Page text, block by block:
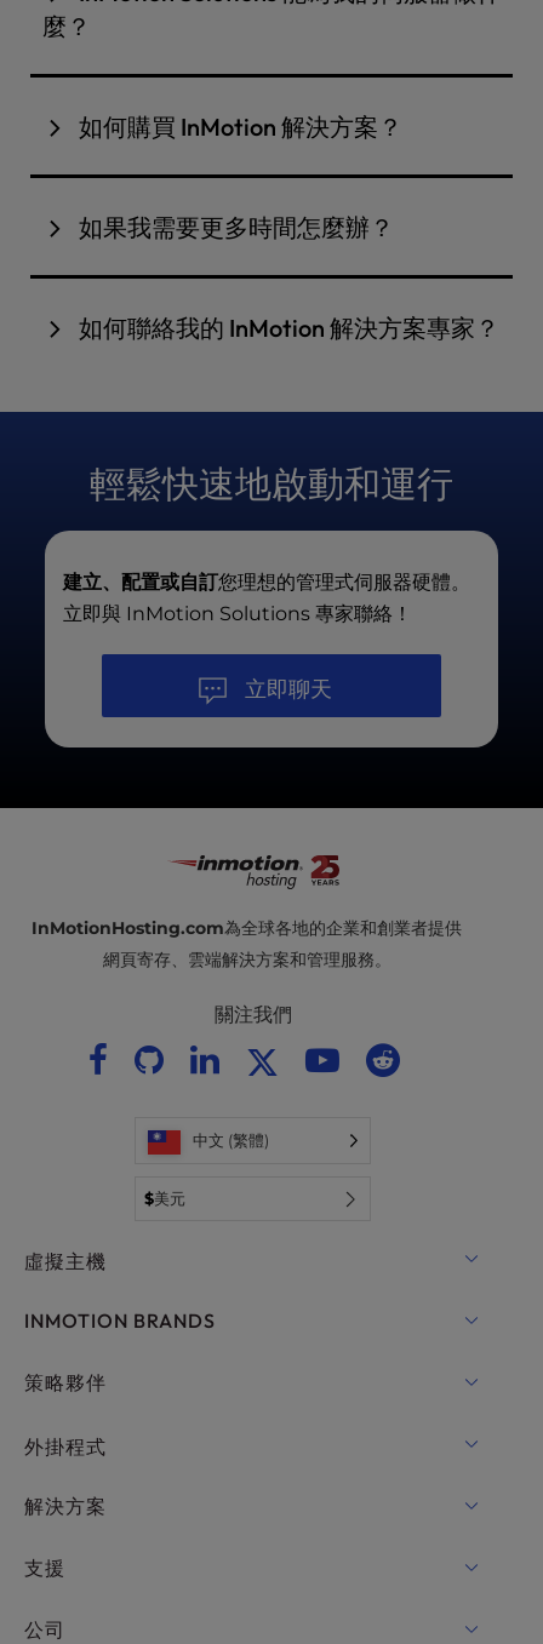
的建議。
麼？
我們提供您成功所需的解決方案。我們可以提供一般
排解，並提供服務，例如以 MySQL 取代 MariaDB
SQL，或安裝PostgreSQL 、AngularJS、
Redis、PHP 模組 / PHP 擴充等應用程式。
如何購買 InMotion 解決方案？
與我們的支援代理聊天，他們可以確定哪一種產品符
如果我需要更多時間怎麼辦？
對於已有 InMotion Solutions 訂閱的客戶，可購買
如何聯絡我的 InMotion 解決方案專家？
點（美國主要假日除外）通過電話和聊天提供服務。
輕鬆快速地啟動和運行
建立、配置或自訂您理想的管理式伺服器硬體。
立即與 InMotion Solutions 專家聯絡！
立即聊天
InMotionHosting.com為全球各地的企業和創業者提供
網頁寄存、雲端解決方案和管理服務。
關注我們
中文 (繁體)
$美元
虛擬主機
共用主機
適用於WordPress的UltraStack ONE
VPS主機
裸機伺服器
企業託管解決方案
INMOTION BRANDS
RamNode
策略夥伴
OpenMetal 雲 IaaS
外掛程式
功能變數名稱
專業郵箱
解決方案
cPanel 好客
支援
在線聊天
公司